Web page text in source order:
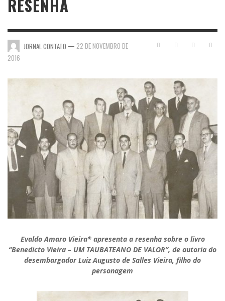
RESENHA
JORNAL CONTATO — 22 DE NOVEMBRO DE
2016
Evaldo Amaro Vieira* apresenta a resenha sobre o livro
“Benedicto Vieira – UM TAUBATEANO DE VALOR”, de autoria do
desembargador Luiz Augusto de Salles Vieira, filho do
personagem